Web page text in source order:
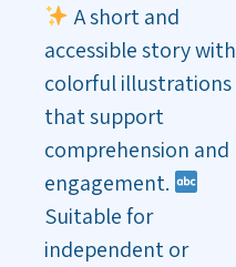
A short and
accessible story with
colorful illustrations
that support
comprehension and
engagement.
Suitable for
independent or